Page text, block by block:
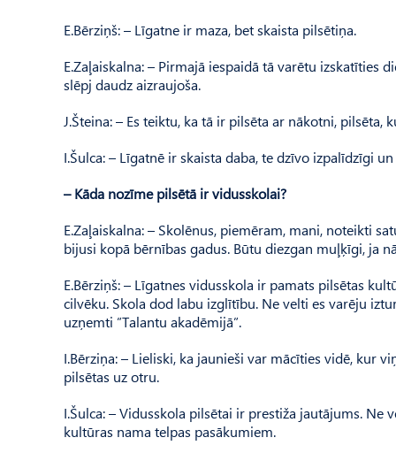
E.Bērziņš: – Līgatne ir maza, bet skaista pilsētiņa.
E.Zaļaiskalna: – Pirmajā iespaidā tā varētu izskatīties
slēpj daudz aizraujoša.
J.Šteina: – Es teiktu, ka tā ir pilsēta ar nākotni, pilsēta,
I.Šulca: – Līgatnē ir skaista daba, te dzīvo izpalīdzīgi
– Kāda nozīme pilsētā ir vidusskolai?
E.Zaļaiskalna: – Skolēnus, piemēram, mani, noteikti
bijusi kopā bērnības gadus. Būtu diezgan muļķīgi, ja
E.Bērziņš: – Līgatnes vidusskola ir pamats pilsētas
cilvēku. Skola dod labu izglītību. Ne velti es varēju
uzņemti ”Talantu akadēmijā”.
I.Bērziņa: – Lieliski, ka jaunieši var mācīties vidē, kur
pilsētas uz otru.
I.Šulca: – Vidusskola pilsētai ir prestiža jautājums.
kultūras nama telpas pasākumiem.